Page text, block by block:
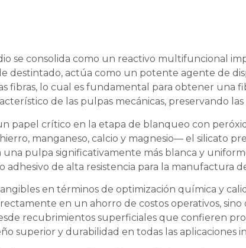
se consolida como un reactivo multifuncional
destintado, actúa como un potente agente de
fibras, lo cual es fundamental para obtener una
de las pulpas mecánicas, preservando
papel crítico en la etapa de blanqueo con
manganeso, calcio y magnesio— el silicato
pulpa significativamente más blanca y
de alta resistencia para la manufactura
en términos de optimización química y
en un ahorro de costos operativos,
recubrimientos superficiales que confieren
superior y durabilidad en todas las aplicaciones